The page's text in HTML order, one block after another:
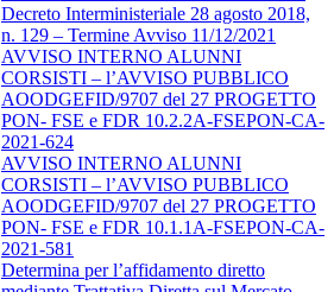
Decreto Interministeriale 28 agosto 2018,
n. 129 – Termine Avviso 11/12/2021
AVVISO INTERNO ALUNNI
CORSISTI – l’AVVISO PUBBLICO
AOODGEFID/9707 del 27 PROGETTO
PON- FSE e FDR 10.2.2A-FSEPON-CA-
2021-624
AVVISO INTERNO ALUNNI
CORSISTI – l’AVVISO PUBBLICO
AOODGEFID/9707 del 27 PROGETTO
PON- FSE e FDR 10.1.1A-FSEPON-CA-
2021-581
Determina per l’affidamento diretto